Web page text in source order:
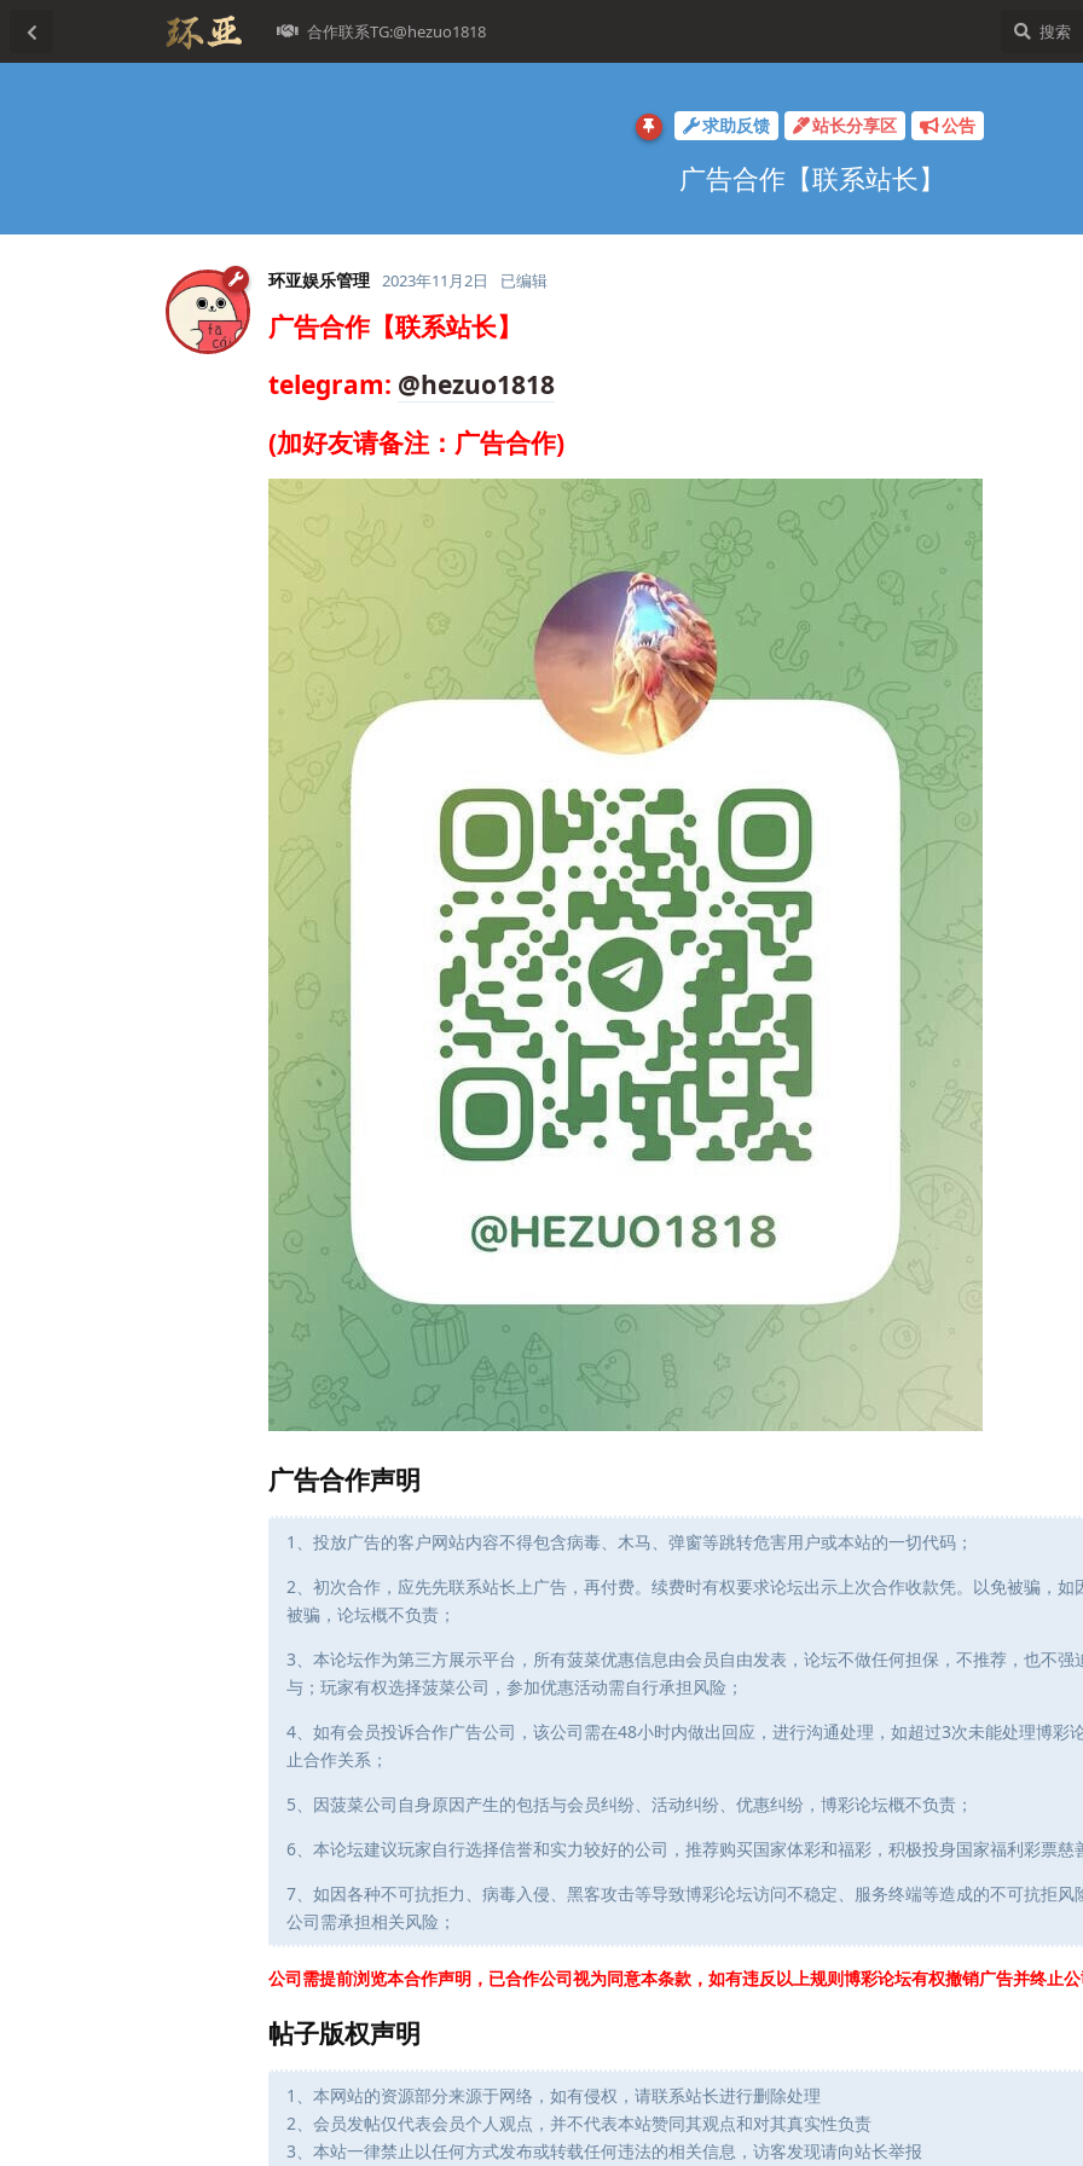
合作联系TG:@hezuo1818
求助反馈 站长分享区 公告
广告合作【联系站长】
环亚娱乐管理 2023年11月2日 已编辑
广告合作【联系站长】
telegram: @hezuo1818
(加好友请备注：广告合作)
广告合作声明
1、投放广告的客户网站内容不得包含病毒、木马、弹窗等跳转危害用户或本站的一切代码；
2、初次合作，应先先联系站长上广告，再付费。续费时有权要求论坛出示上次合作收款凭。以免被骗，如
被骗，论坛概不负责；
3、本论坛作为第三方展示平台，所有菠菜优惠信息由会员自由发表，论坛不做任何担保，不推荐，也不强
与；玩家有权选择菠菜公司，参加优惠活动需自行承担风险；
4、如有会员投诉合作广告公司，该公司需在48小时内做出回应，进行沟通处理，如超过3次未能处理博彩
止合作关系；
5、因菠菜公司自身原因产生的包括与会员纠纷、活动纠纷、优惠纠纷，博彩论坛概不负责；
6、本论坛建议玩家自行选择信誉和实力较好的公司，推荐购买国家体彩和福彩，积极投身国家福利彩票慈
7、如因各种不可抗拒力、病毒入侵、黑客攻击等导致博彩论坛访问不稳定、服务终端等造成的不可抗拒风
公司需承担相关风险；
公司需提前浏览本合作声明，已合作公司视为同意本条款，如有违反以上规则博彩论坛有权撤销广告并终止
帖子版权声明
1、本网站的资源部分来源于网络，如有侵权，请联系站长进行删除处理
2、会员发帖仅代表会员个人观点，并不代表本站赞同其观点和对其真实性负责
3、本站一律禁止以任何方式发布或转载任何违法的相关信息，访客发现请向站长举报